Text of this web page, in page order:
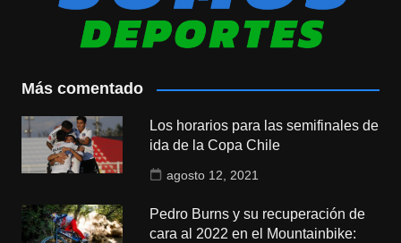
Más comentado
Los horarios para las semifinales de
ida de la Copa Chile
agosto 12, 2021
Pedro Burns y su recuperación de
cara al 2022 en el Mountainbike: